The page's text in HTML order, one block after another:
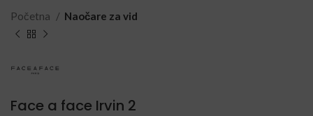
Početna Naočare za vid
Face a face Irvin 2